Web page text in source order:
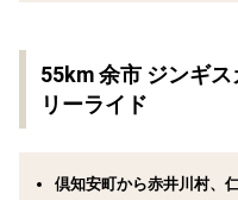
55km 余市 ジンギ
リーライド
倶知安町から赤井川村、